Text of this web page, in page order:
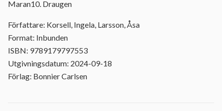
Maran10. Draugen
Författare: Korsell, Ingela, Larsson, Åsa
Format: Inbunden
ISBN: 9789179797553
Utgivningsdatum: 2024-09-18
Förlag: Bonnier Carlsen